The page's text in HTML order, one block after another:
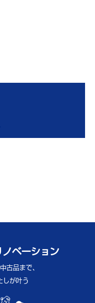
ベーション
古品まで、
しが叶う